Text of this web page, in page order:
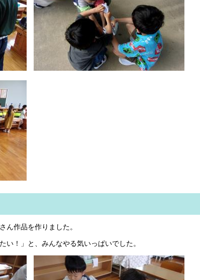
作品を作りました。
！」と、みんなやる気いっぱいでした。